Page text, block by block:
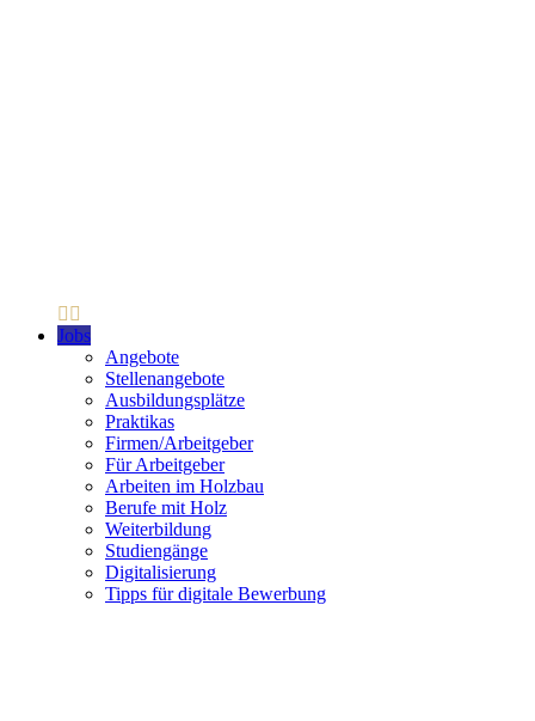
Jobs
Angebote
Stellenangebote
Ausbildungsplätze
Praktikas
Firmen/Arbeitgeber
Für Arbeitgeber
Arbeiten im Holzbau
Berufe mit Holz
Weiterbildung
Studiengänge
Digitalisierung
Tipps für digitale Bewerbung